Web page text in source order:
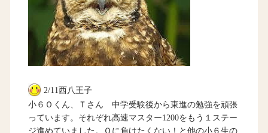
2/11西八王子
小６Ｏくん、Ｔさん 中学受験後から東進の勉強を頑張
っています。それぞれ高速マスター1200をもう１ステー
ジ進めていました。Ｏに負けたくない！と他の小６生の